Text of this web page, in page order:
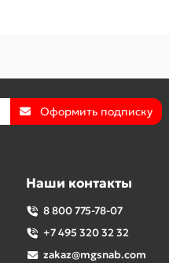
Оформить подписку
Наши контакты
8 800 775-78-07
+7 495 320 32 32
zakaz@mgsnab.com